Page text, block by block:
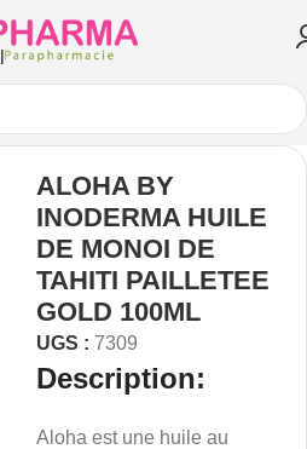
ALOHA BY
INODERMA HUILE
DE MONOI DE
TAHITI PAILLETEE
GOLD 100ML
UGS : 7309
Description:
Aloha est une huile au